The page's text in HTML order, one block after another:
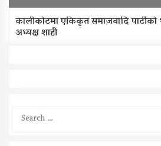
कालीकोटमा एकिकृत समाजवादि
अध्यक्ष शाही
Search